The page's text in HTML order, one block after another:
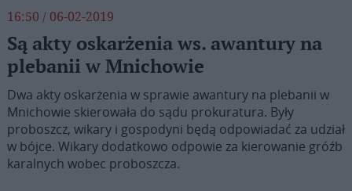
16:50 / 06-02-2019
Są akty oskarżenia ws. awantury na
plebanii w Mnichowie
Dwa akty oskarżenia w sprawie awantury na plebanii w
Mnichowie skierowała do sądu prokuratura. Były
proboszcz, wikary i gospodyni będą odpowiadać za udział
w bójce. Wikary dodatkowo odpowie za kierowanie gróźb
karalnych wobec proboszcza.